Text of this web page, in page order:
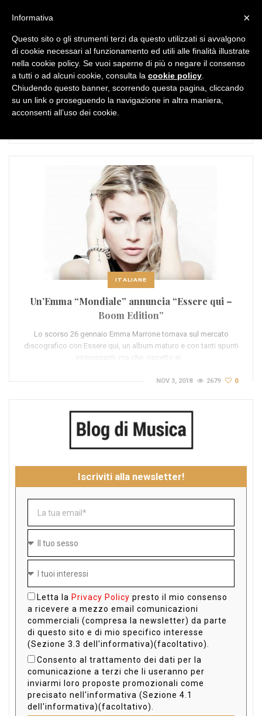
TAG: Essere qui – Boom
edition
ITALIANE
Un’Emma “Mondiale” annuncia “Essere qui –
Boom Edition”
Lo scorso 26 gennaio Emma Marrone tornava sul mercato
discografico con Essere qui, un album maturo e con tanti spunti
interessanti, ma che, rispetto ai…
NOV 3, 2018 2679 0
Iscriviti alla newsletter!
Letta la Privacy Policy presto il mio consenso
a ricevere a mezzo email comunicazioni
commerciali (compresa la newsletter) da parte
di questo sito e di mio specifico interesse
(Sezione 3.3 dell'informativa)(facoltativo).
Consento al trattamento dei dati per la
comunicazione a terzi che li useranno per
inviarmi loro proposte promozionali come
precisato nell'informativa (Sezione 4.1
dell'informativa)(facoltativo).
×
Informativa
Questo sito o gli strumenti terzi da questo utilizzati si avvalgono
di cookie necessari al funzionamento ed utili alle finalità illustrate
nella cookie policy. Se vuoi saperne di più o negare il consenso
a tutti o ad alcuni cookie, consulta la cookie policy
Chiudendo questo banner, scorrendo questa pagina, cliccando
su un link o proseguendo la navigazione in altra maniera,
acconsenti all’uso dei cookie.